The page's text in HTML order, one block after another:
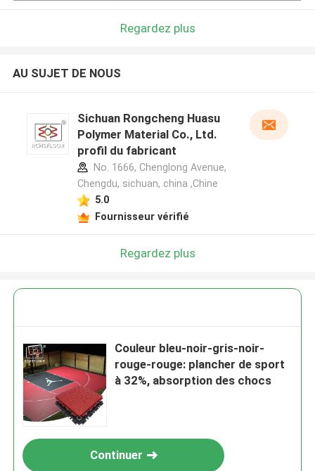
Regardez plus
AU SUJET DE NOUS
Sichuan Rongcheng Huasu
Polymer Material Co., Ltd.
profil du fabricant
No. 1666, Chenglong Avenue,
Chengdu, sichuan, china ,Chine
5.0
Fournisseur vérifié
Regardez plus
Couleur bleu-noir-gris-noir-
rouge-rouge: plancher de sport
à 32%, absorption des chocs
Continuer